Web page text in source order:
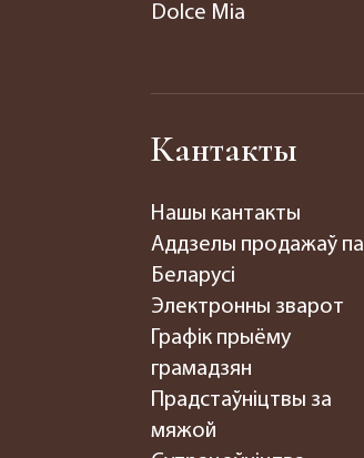
Dolce Mia
Кантакты
Нашы кантакты
Аддзелы продажаў па
Беларусі
Электронны зварот
Графік прыёму
грамадзян
Прадстаўніцтвы за
мяжой